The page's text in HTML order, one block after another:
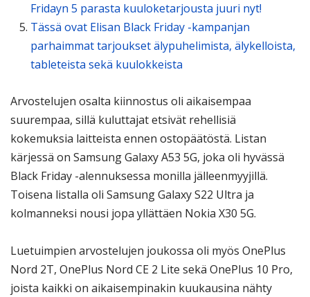
Fridayn 5 parasta kuuloketarjousta juuri nyt!
Tässä ovat Elisan Black Friday -kampanjan
parhaimmat tarjoukset älypuhelimista, älykelloista,
tableteista sekä kuulokkeista
Arvostelujen osalta kiinnostus oli aikaisempaa
suurempaa, sillä kuluttajat etsivät rehellisiä
kokemuksia laitteista ennen ostopäätöstä. Listan
kärjessä on Samsung Galaxy A53 5G, joka oli hyvässä
Black Friday -alennuksessa monilla jälleenmyyjillä.
Toisena listalla oli Samsung Galaxy S22 Ultra ja
kolmanneksi nousi jopa yllättäen Nokia X30 5G.
Luetuimpien arvostelujen joukossa oli myös OnePlus
Nord 2T, OnePlus Nord CE 2 Lite sekä OnePlus 10 Pro,
joista kaikki on aikaisempinakin kuukausina nähty